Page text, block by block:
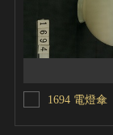
1694 電燈傘